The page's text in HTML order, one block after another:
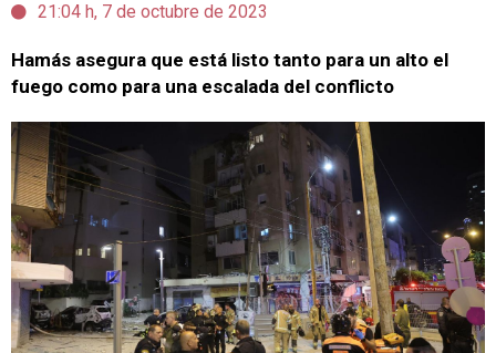
21:04 h, 7 de octubre de 2023
Hamás asegura que está listo tanto para un alto el
fuego como para una escalada del conflicto